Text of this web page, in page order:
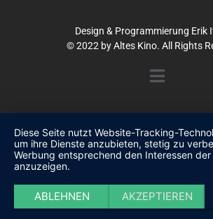
Design & Programmierung Erik
© 2022 by Altes Kino. All Rights
Diese Seite nutzt Website-Tracking-
um ihre Dienste anzubieten, stetig zu
Werbung entsprechend den Interessen
anzuzeigen.
ABLEHNEN AKZEPTIEREN